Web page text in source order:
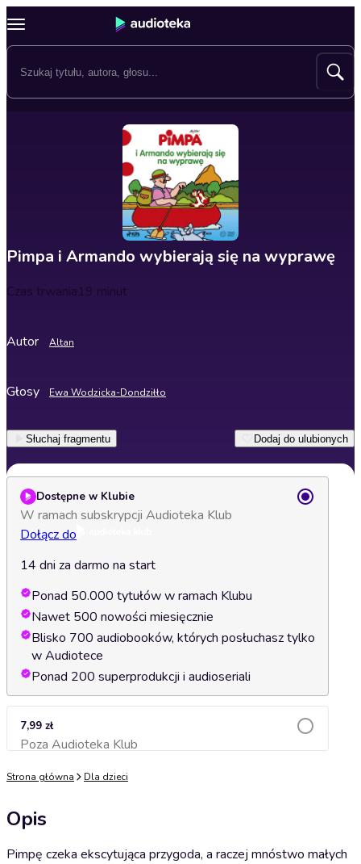
Pimpa i Armando wybierają się na wyprawę
Czas trwania19 minut
Autor Altan
Głosy Ewa Wodzicka-Dondziłło
Słuchaj fragmentu Dodaj do ulubionych
Dostępne w Klubie
W ramach subskrypcji Audioteka Klub
Dołącz do
14 dni za darmo na start
Ponad 50.000 tytułów w ramach Klubu
Nawet 500 nowości miesięcznie
Blisko 700 audiobooków, których posłuchasz tylko
w Audiotece
Ponad 200 superprodukcji i audioseriali
7,99 zł
Poza Audioteka KlubDodaj do koszyka
Strona główna Dla dzieci
Opis
Pimpę czeka ekscytująca przygoda, a raczej mnóstwo małych